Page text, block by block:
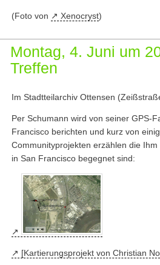
(Foto von Xenocryst)
Montag, 4. Juni um
Treffen
Im Stadtteilarchiv Ottensen
Per Schumann wird von seiner GPS-
Francisco berichten und kurz von
Communityprojekten erzählen die
in San Francisco begegnet sind:
[Kartierungsprojekt von Christian